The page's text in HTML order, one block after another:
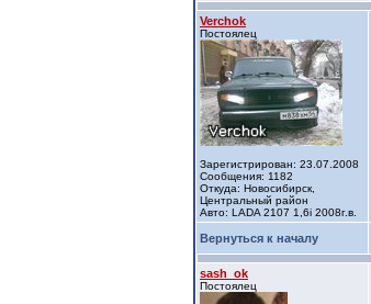
Verchok
Постоялец
Зарегистрирован: 23.07.2008
Сообщения: 1182
Откуда: Новосибирск,
Центральный район
Авто: LADA 2107 1,6i 2008г.в.
Вернуться к началу
sash_ok
Постоялец